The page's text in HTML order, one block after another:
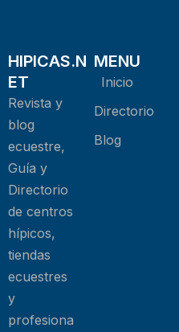
HIPICAS.N
ET
Revista y
blog
ecuestre,
Guía y
Directorio
de centros
hípicos,
tiendas
ecuestres
y
profesiona
MENU
Inicio
Directorio
Blog